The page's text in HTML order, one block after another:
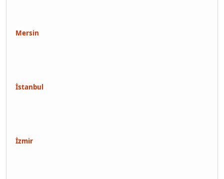
Mersin
İstanbul
İzmir